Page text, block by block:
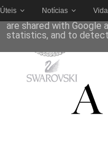
Úteis Notícias Vida
This site uses cookies
are shared with Google
statistics, and to detect